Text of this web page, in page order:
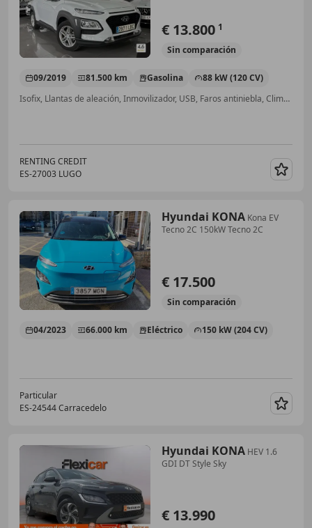
€ 13.800 1
Sin comparación
09/2019 81.500 km Gasolina
88 kW (120 CV)
Isofix, Llantas de aleación, Inmovilizador, USB, Faros antiniebla, Climatizador automático
RENTING CREDIT
ES-27003 LUGO
Hyundai KONA Kona EV
Tecno 2C 150kW Tecno 2C
€ 17.500
Sin comparación
04/2023 66.000 km Eléctrico 150 kW (204 CV)
Particular
ES-24544 Carracedelo
Hyundai KONA HEV 1.6
GDI DT Style Sky
€ 13.990